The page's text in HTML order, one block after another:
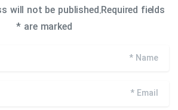
will not be published.Required fields
are marked *
Name
*
Email
*